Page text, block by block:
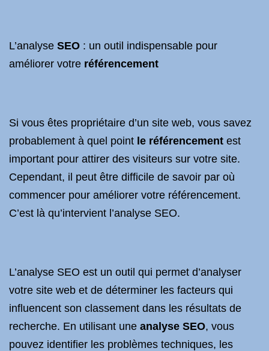
L’analyse SEO : un outil indispensable pour
améliorer votre référencement
Si vous êtes propriétaire d’un site web, vous savez
probablement à quel point le référencement est
important pour attirer des visiteurs sur votre site.
Cependant, il peut être difficile de savoir par où
commencer pour améliorer votre référencement.
C’est là qu’intervient l’analyse SEO.
L’analyse SEO est un outil qui permet d’analyser
votre site web et de déterminer les facteurs qui
influencent son classement dans les résultats de
recherche. En utilisant une analyse SEO, vous
pouvez identifier les problèmes techniques, les